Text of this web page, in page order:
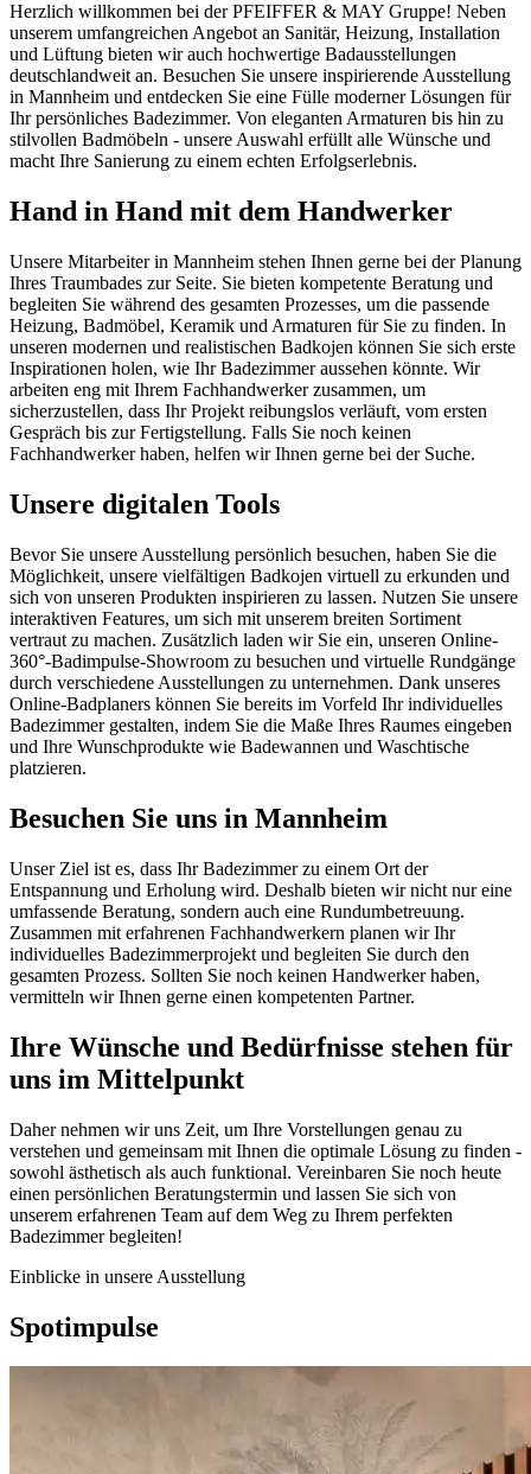
Herzlich willkommen bei der PFEIFFER & MAY Gruppe! Neben
unserem umfangreichen Angebot an Sanitär, Heizung, Installation
und Lüftung bieten wir auch hochwertige Badausstellungen
deutschlandweit an. Besuchen Sie unsere inspirierende Ausstellung
in Mannheim und entdecken Sie eine Fülle moderner Lösungen für
Ihr persönliches Badezimmer. Von eleganten Armaturen bis hin zu
stilvollen Badmöbeln - unsere Auswahl erfüllt alle Wünsche und
macht Ihre Sanierung zu einem echten Erfolgserlebnis.
Hand in Hand mit dem Handwerker
Unsere Mitarbeiter in Mannheim stehen Ihnen gerne bei der Planung
Ihres Traumbades zur Seite. Sie bieten kompetente Beratung und
begleiten Sie während des gesamten Prozesses, um die passende
Heizung, Badmöbel, Keramik und Armaturen für Sie zu finden. In
unseren modernen und realistischen Badkojen können Sie sich erste
Inspirationen holen, wie Ihr Badezimmer aussehen könnte. Wir
arbeiten eng mit Ihrem Fachhandwerker zusammen, um
sicherzustellen, dass Ihr Projekt reibungslos verläuft, vom ersten
Gespräch bis zur Fertigstellung. Falls Sie noch keinen
Fachhandwerker haben, helfen wir Ihnen gerne bei der Suche.
Unsere digitalen Tools
Bevor Sie unsere Ausstellung persönlich besuchen, haben Sie die
Möglichkeit, unsere vielfältigen Badkojen virtuell zu erkunden und
sich von unseren Produkten inspirieren zu lassen. Nutzen Sie unsere
interaktiven Features, um sich mit unserem breiten Sortiment
vertraut zu machen. Zusätzlich laden wir Sie ein, unseren Online-
360°-Badimpulse-Showroom zu besuchen und virtuelle Rundgänge
durch verschiedene Ausstellungen zu unternehmen. Dank unseres
Online-Badplaners können Sie bereits im Vorfeld Ihr individuelles
Badezimmer gestalten, indem Sie die Maße Ihres Raumes eingeben
und Ihre Wunschprodukte wie Badewannen und Waschtische
platzieren.
Besuchen Sie uns in Mannheim
Unser Ziel ist es, dass Ihr Badezimmer zu einem Ort der
Entspannung und Erholung wird. Deshalb bieten wir nicht nur eine
umfassende Beratung, sondern auch eine Rundumbetreuung.
Zusammen mit erfahrenen Fachhandwerkern planen wir Ihr
individuelles Badezimmerprojekt und begleiten Sie durch den
gesamten Prozess. Sollten Sie noch keinen Handwerker haben,
vermitteln wir Ihnen gerne einen kompetenten Partner.
Ihre Wünsche und Bedürfnisse stehen für
uns im Mittelpunkt
Daher nehmen wir uns Zeit, um Ihre Vorstellungen genau zu
verstehen und gemeinsam mit Ihnen die optimale Lösung zu finden -
sowohl ästhetisch als auch funktional. Vereinbaren Sie noch heute
einen persönlichen Beratungstermin und lassen Sie sich von
unserem erfahrenen Team auf dem Weg zu Ihrem perfekten
Badezimmer begleiten!
Einblicke in unsere Ausstellung
Spotimpulse